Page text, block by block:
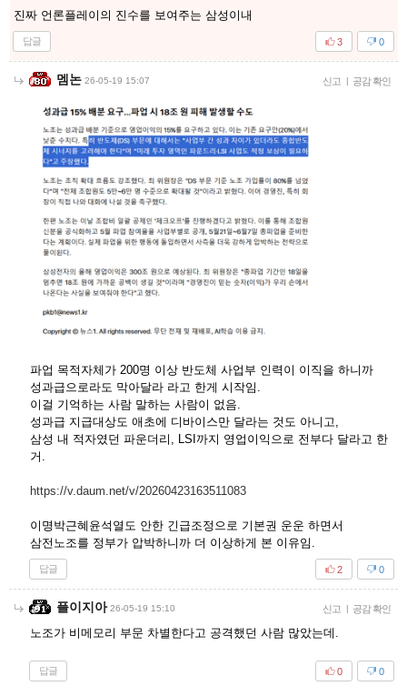
진짜 언론플레이의 진수를 보여주는 삼성이내
답글 0
3
멤논 26-05-19 15:07 신고 | 공감 확인
파업 목적자체가 200명 이상 반도체 사업부 인력이 이직을 하니까
성과급으로라도 막아달라 라고 한게 시작임.
이걸 기억하는 사람 말하는 사람이 없음.
성과급 지급대상도 애초에 디바이스만 달라는 것도 아니고,
삼성 내 적자였던 파운더리, LSI까지 영업이익으로 전부다 달라고 한
거.
https://v.daum.net/v/20260423163511083
이명박근혜윤석열도 안한 긴급조정으로 기본권 운운 하면서
삼전노조를 정부가 압박하니까 더 이상하게 본 이유임.
답글 0
2
플이지아 26-05-19 15:10 신고 | 공감 확인
노조가 비메모리 부문 차별한다고 공격했던 사람 많았는데.
답글 0
0